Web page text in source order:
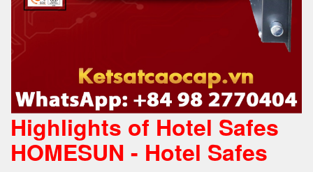
Highlights of Hotel Safes
HOMESUN - Hotel Safes